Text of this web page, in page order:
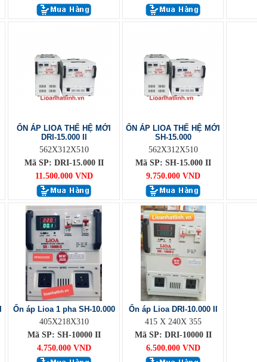
ỔN ÁP LIOA THẾ HỆ MỚI
DRI-15.000 II
562X312X510
Mã SP: DRI-15.000 II
11.500.000 VND
ỔN ÁP LIOA THẾ HỆ MỚI
SH-15.000
562X312X510
Mã SP: SH-15.000 II
9.750.000 VND
Ổn áp Lioa 1 pha SH-10.000
405X218X310
Mã SP: SH-10000 II
4.750.000 VND
Ổn áp Lioa DRI-10.000 II
415 X 240X 355
Mã SP: DRI-10000 II
6.500.000 VND